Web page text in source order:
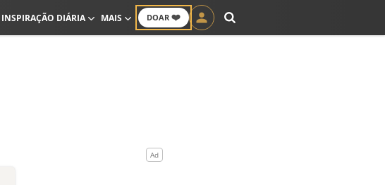
DOAR ❤️
INSPIRAÇÃO DIÁRIA MAIS